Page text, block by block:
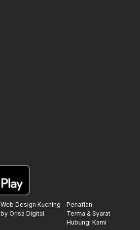
Web Design Kuching
by Orisa Digital
Penafian
Terma & Syarat
Hubungi Kami